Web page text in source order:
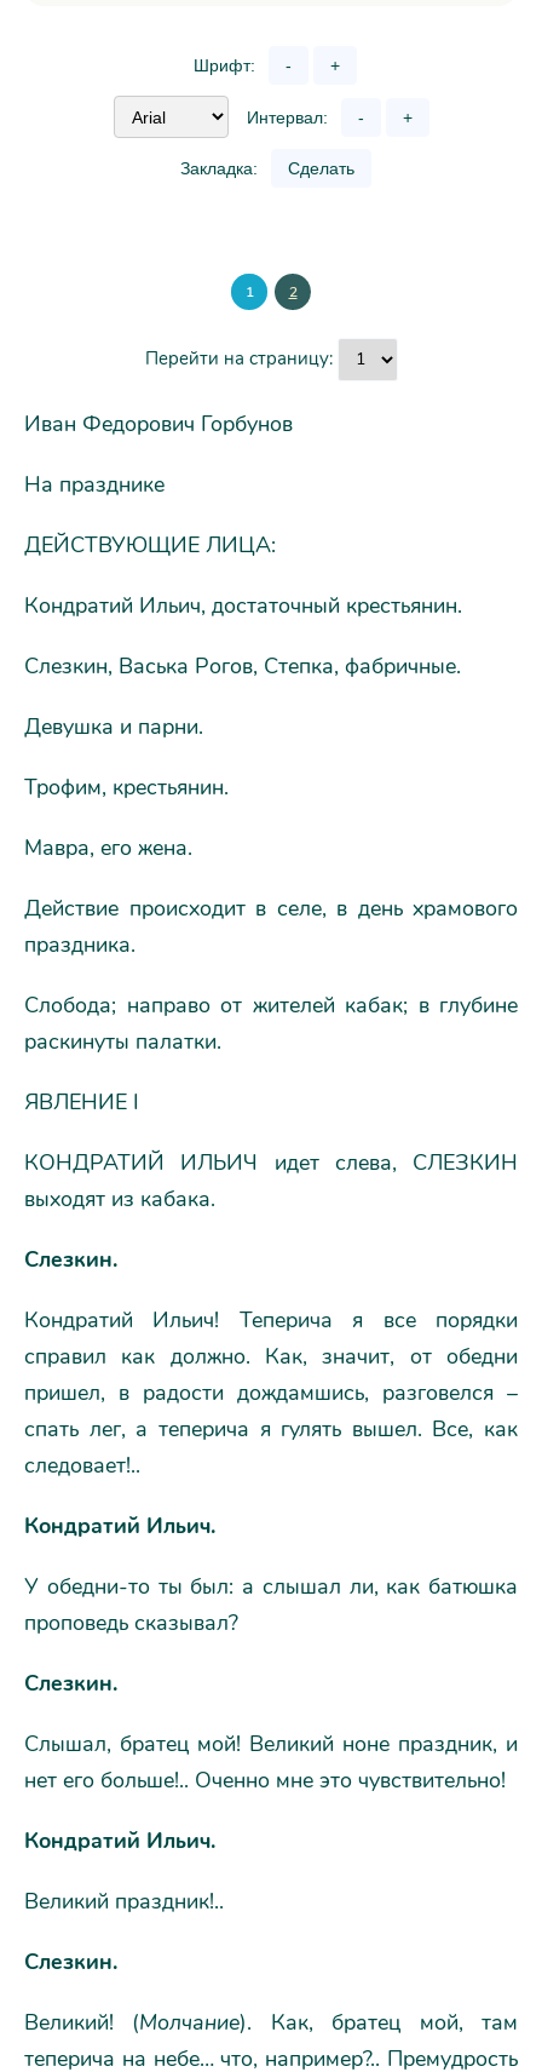
Шрифт: - +
Интервал: - +
Закладка: Сделать
1 2
Перейти на страницу:
Иван Федорович Горбунов
На празднике
ДЕЙСТВУЮЩИЕ ЛИЦА:
Кондратий Ильич, достаточный крестьянин.
Слезкин, Васька Рогов, Степка, фабричные.
Девушка и парни.
Трофим, крестьянин.
Мавра, его жена.
Действие происходит в селе, в день храмового
праздника.
Слобода; направо от жителей кабак; в глубине
раскинуты палатки.
ЯВЛЕНИЕ I
КОНДРАТИЙ ИЛЬИЧ идет слева, СЛЕЗКИН
выходят из кабака.
Слезкин.
Кондратий Ильич! Теперича я все порядки
справил как должно. Как, значит, от обедни
пришел, в радости дождамшись, разговелся –
спать лег, а теперича я гулять вышел. Все, как
следовает!..
Кондратий Ильич.
У обедни-то ты был: а слышал ли, как батюшка
проповедь сказывал?
Слезкин.
Слышал, братец мой! Великий ноне праздник, и
нет его больше!.. Оченно мне это чувствительно!
Кондратий Ильич.
Великий праздник!..
Слезкин.
Великий! (Молчание). Как, братец мой, там
теперича на небе… что, например?.. Премудрость